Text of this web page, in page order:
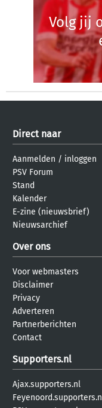
Volg jij
Direct naar
Aanmelden / inloggen
PSV Forum
Stand
Kalender
E-zine (nieuwsbrief)
Nieuwsarchief
Over ons
Voor webmasters
Disclaimer
Privacy
Adverteren
Partnerberichten
Contact
Supporters.nl
Ajax.supporters.nl